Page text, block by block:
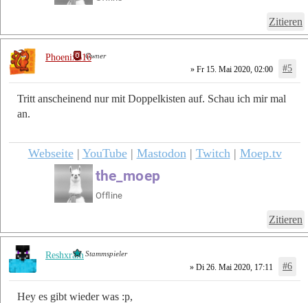
Zitieren
» Fr 15. Mai 2020, 02:00 #5
Tritt anscheinend nur mit Doppelkisten auf. Schau ich mir mal
an.
Webseite| YouTube| Mastodon | Twitch | Moep.tv
Zitieren
Phoenix616Owner
» Di 26. Mai 2020, 17:11 #6
Hey es gibt wieder was :p,
Reshxram Stammspieler